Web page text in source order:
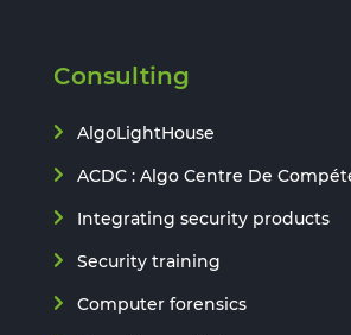
Consulting
AlgoLightHouse
ACDC : Algo Centre De
Integrating security products
Security training
Computer forensics